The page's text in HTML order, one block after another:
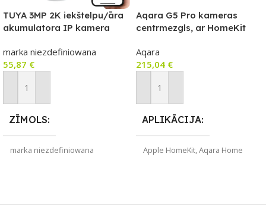
TUYA 3MP 2K iekštelpu/āra
akumulatora IP kamera
mAh)
marka niezdefiniowana
55,87 €
Pievienot Grozam
ZĪMOLS
marka niezdefiniowana
Aqara G5 Pro kameras
centrmezgls, ar HomeKit
kamera ar iebūvētu Zigbee
un Thread vārteju, Wi-Fi
Aqara
215,04 €
Pievienot Grozam
APLIKĀCIJA
Apple HomeKit,Aqara Home